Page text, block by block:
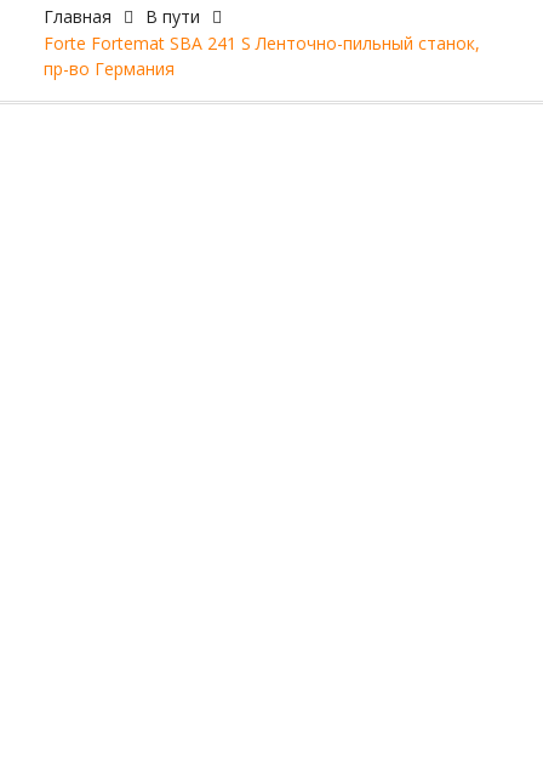
Главная
В пути
Forte Fortemat SBA 241 S Ленточно-пильный станок,
пр-во Германия